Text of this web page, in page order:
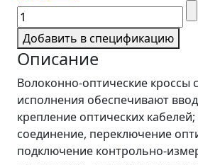
Добавить в спецификацию
Описание
Волоконно-оптические кроссы
исполнения обеспечивают
крепление оптических
соединение, переключение
подключение контрольно-